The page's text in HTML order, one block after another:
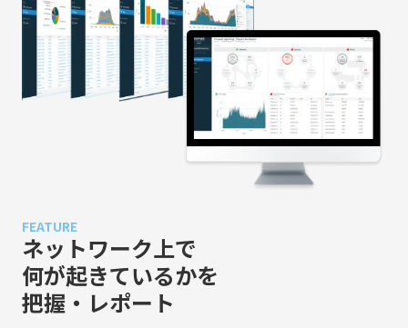
FEATURE
ネットワーク上で
何が起きているかを
把握・レポート